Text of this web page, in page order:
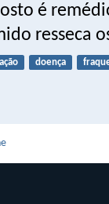
é
resseca
doença